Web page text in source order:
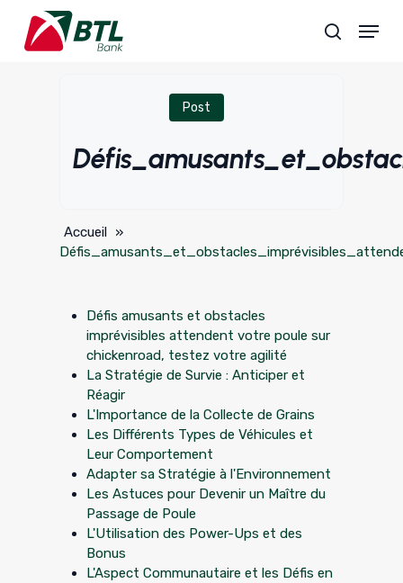
main
search
Menu
Post
Accueil »
Défis amusants et obstacles
imprévisibles attendent votre poule sur
chickenroad, testez votre agilité
La Stratégie de Survie : Anticiper et
Réagir
L'Importance de la Collecte de Grains
Les Différents Types de Véhicules et
Leur Comportement
Adapter sa Stratégie à l'Environnement
Les Astuces pour Devenir un Maître du
Passage de Poule
L'Utilisation des Power-Ups et des
Bonus
L'Aspect Communautaire et les Défis en